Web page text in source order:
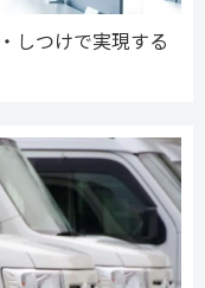
しつけで実現する